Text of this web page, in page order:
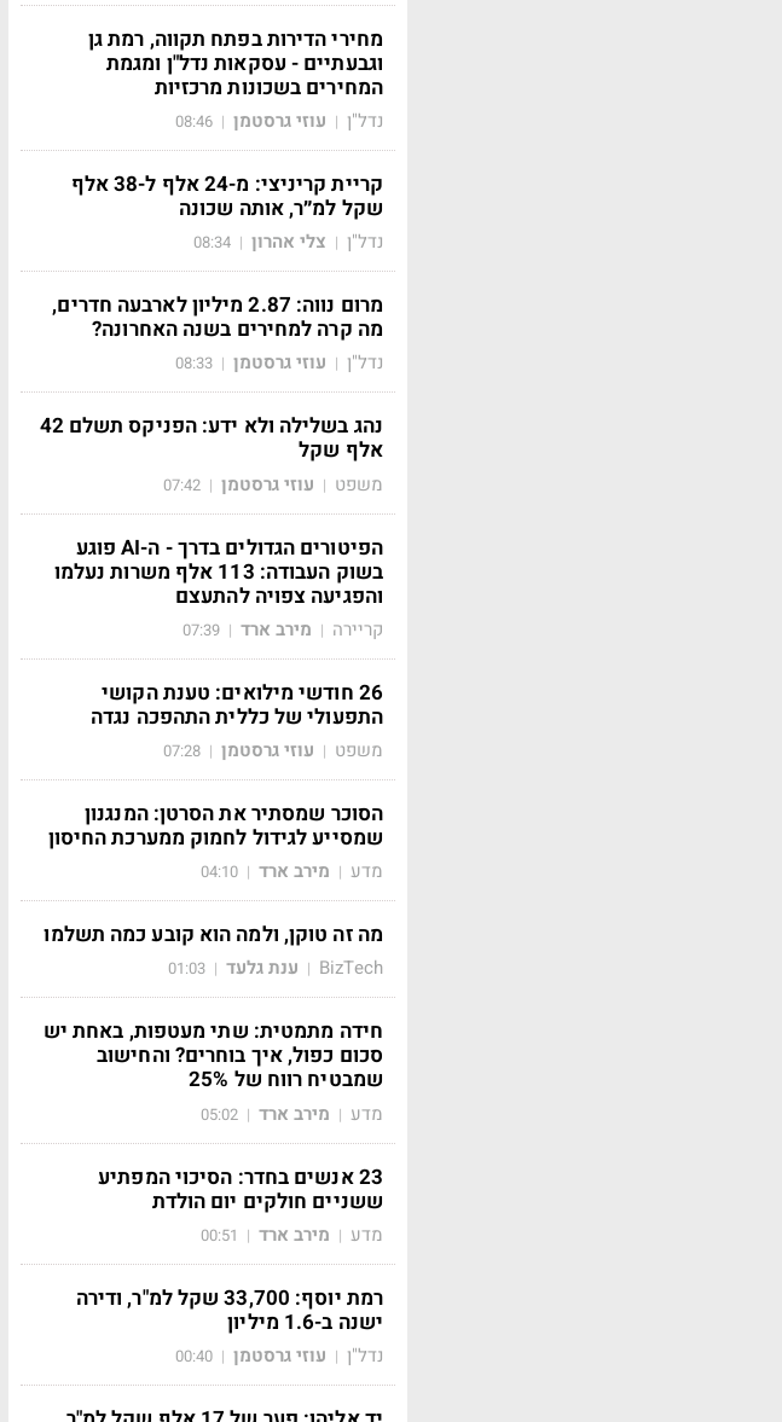
מחירי הדירות בפתח תקווה, רמת גן
וגבעתיים - עסקאות נדל"ן ומגמת
המחירים בשכונות מרכזיות
נדל"ן | עוזי גרסטמן |
08:46
קריית קריניצי: מ-24 אלף ל-38 אלף
שקל למ״ר, אותה שכונה
נדל"ן | צלי אהרון |
08:34
מרום נווה: 2.87 מיליון לארבעה חדרים,
מה קרה למחירים בשנה האחרונה?
נדל"ן | עוזי גרסטמן |
08:33
נהג בשלילה ולא ידע: הפניקס תשלם 42
אלף שקל
משפט | עוזי גרסטמן |
07:42
הפיטורים הגדולים בדרך - ה-AI פוגע
בשוק העבודה: 113 אלף משרות נעלמו
והפגיעה צפויה להתעצם
קריירה | מירב ארד |
07:39
26 חודשי מילואים: טענת הקושי
התפעולי של כללית התהפכה נגדה
משפט | עוזי גרסטמן |
07:28
הסוכר שמסתיר את הסרטן: המנגנון
שמסייע לגידול לחמוק ממערכת החיסון
מדע | מירב ארד |
04:10
מה זה טוקן, ולמה הוא קובע כמה תשלמו
BizTech
| ענת גלעד |
01:03
חידה מתמטית: שתי מעטפות, באחת יש
סכום כפול, איך בוחרים? והחישוב
שמבטיח רווח של 25%
מדע | מירב ארד |
05:02
23 אנשים בחדר: הסיכוי המפתיע
ששניים חולקים יום הולדת
מדע | מירב ארד |
00:51
רמת יוסף: 33,700 שקל למ"ר, ודירה
ישנה ב-1.6 מיליון
נדל"ן | עוזי גרסטמן |
00:40